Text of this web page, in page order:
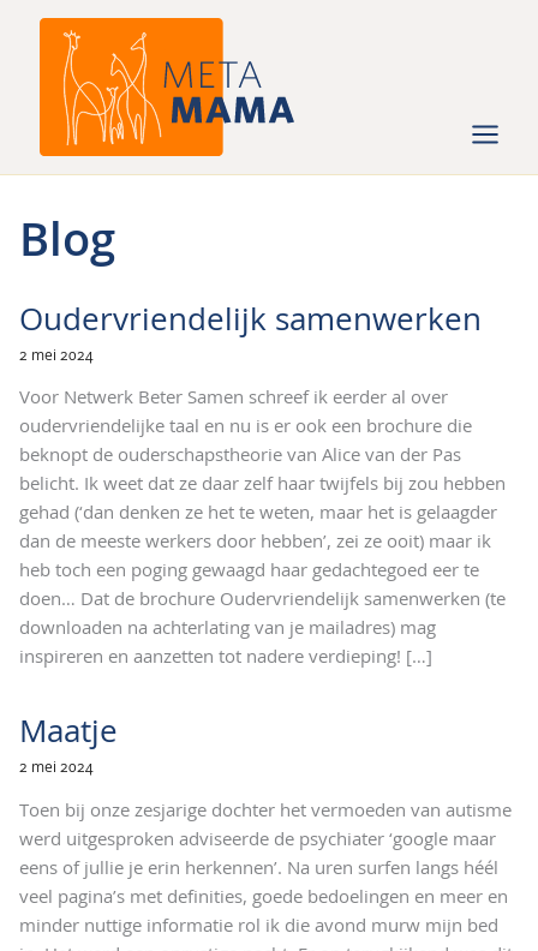
Blog
Oudervriendelijk samenwerken
2 mei 2024
Voor Netwerk Beter Samen schreef ik eerder al over
oudervriendelijke taal en nu is er ook een brochure die
beknopt de ouderschapstheorie van Alice van der Pas
belicht. Ik weet dat ze daar zelf haar twijfels bij zou hebben
gehad (‘dan denken ze het te weten, maar het is gelaagder
dan de meeste werkers door hebben’, zei ze ooit) maar ik
heb toch een poging gewaagd haar gedachtegoed eer te
doen… Dat de brochure Oudervriendelijk samenwerken (te
downloaden na achterlating van je mailadres) mag
inspireren en aanzetten tot nadere verdieping! […]
Maatje
2 mei 2024
Toen bij onze zesjarige dochter het vermoeden van autisme
werd uitgesproken adviseerde de psychiater ‘google maar
eens of jullie je erin herkennen’. Na uren surfen langs héél
veel pagina’s met definities, goede bedoelingen en meer en
minder nuttige informatie rol ik die avond murw mijn bed